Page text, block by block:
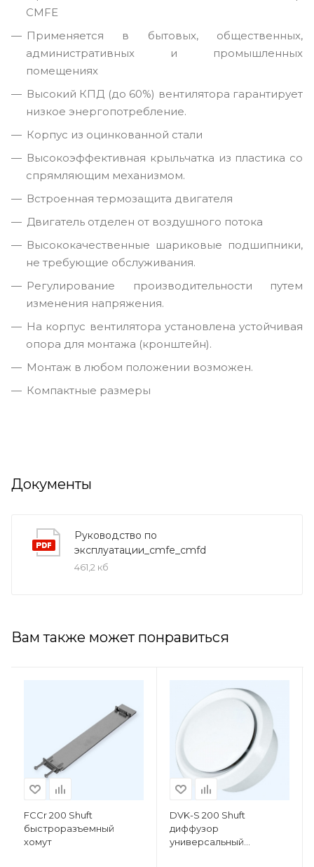
CMFE
Применяется в бытовых, общественных,
административных и промышленных
помещениях
Высокий КПД (до 60%) вентилятора гарантирует
низкое энергопотребление.
Корпус из оцинкованной стали
Высокоэффективная крыльчатка из пластика со
спрямляющим механизмом.
Встроенная термозащита двигателя
Двигатель отделен от воздушного потока
Высококачественные шариковые подшипники,
не требующие обслуживания.
Регулирование производительности путем
изменения напряжения.
На корпус вентилятора установлена устойчивая
опора для монтажа (кронштейн).
Монтаж в любом положении возможен.
Компактные размеры
Документы
Руководство по
эксплуатации_cmfe_cmfd
461,2 кб
Вам также может понравиться
FCCr 200 Shuft
быстроразъемный
хомут
DVK-S 200 Shuft
диффузор
универсальный